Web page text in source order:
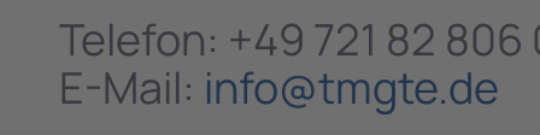
Telefon: +49 721 82 806
E-Mail: info@tmgte.de